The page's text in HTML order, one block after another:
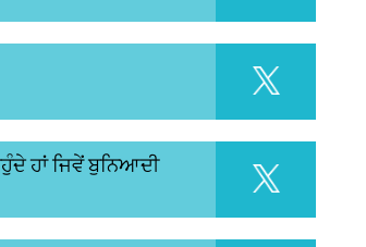
ਹਾਂ ਜਿਵੇਂ ਬੁਨਿਆਦੀ